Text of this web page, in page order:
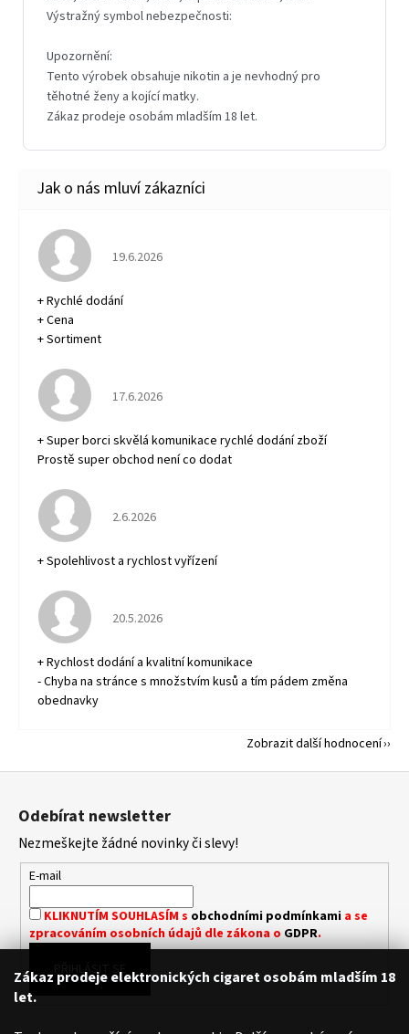
Zákaz prodeje elektronických cigaret osobám mladším 18
let.
Hodnocení obchodu je 5 z 5 hvězdiček.
19.6.2026
+ Rychlé dodání
+ Cena
+ Sortiment
Hodnocení obchodu je 5 z 5 hvězdiček.
17.6.2026
+ Super borci skvělá komunikace rychlé dodání zboží
Prostě super obchod není co dodat
Hodnocení obchodu je 5 z 5 hvězdiček.
2.6.2026
+ Spolehlivost a rychlost vyřízení
Hodnocení obchodu je 5 z 5 hvězdiček.
20.5.2026
+ Rychlost dodání a kvalitní komunikace
- Chyba na stránce s množstvím kusů a tím pádem změna
obednavky
Zobrazit další hodnocení
Z
Odebírat newsletter
Nezmeškejte žádné novinky či slevy!
E-mail
KLIKNUTÍM SOUHLASÍM s obchodními podmínkamia se
zpracováním osobních údajů dle zákona o GDPR.
PŘIHLÁSIT SE